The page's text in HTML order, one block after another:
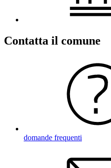
Contatta il comune
domande frequenti